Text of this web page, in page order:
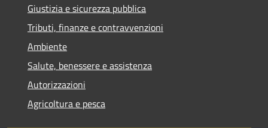
Giustizia e sicurezza pubblica
Tributi, finanze e contravvenzioni
Ambiente
Salute, benessere e assistenza
Autorizzazioni
Agricoltura e pesca